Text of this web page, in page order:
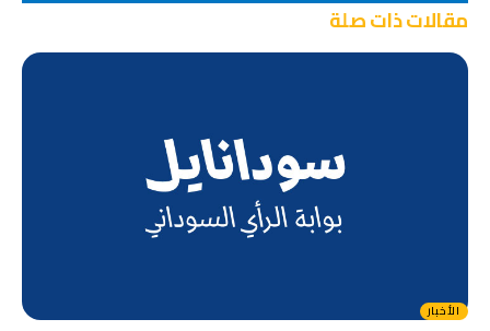
مقالات ذات صلة
الأخبار